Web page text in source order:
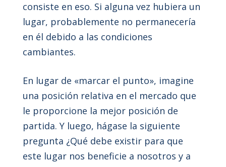
consiste en eso. Si alguna vez hubiera un
lugar, probablemente no permanecería
en él debido a las condiciones
cambiantes.
En lugar de «marcar el punto», imagine
una posición relativa en el mercado que
le proporcione la mejor posición de
partida. Y luego, hágase la siguiente
pregunta ¿Qué debe existir para que
este lugar nos beneficie a nosotros y a